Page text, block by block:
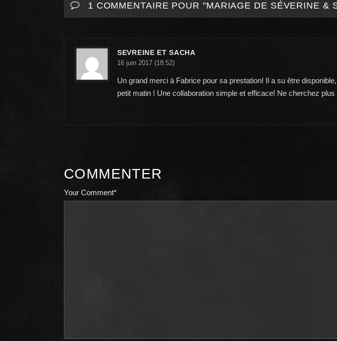
1 COMMENTAIRE POUR "MARIAGE DE SÉVERINE &
SEVREINE ET SACHA
16 juin 2017 (18:52)
Un grand merci à Fabrice pour sa prestation! Il a su être
petit matin ! Une collaboration simple et efficace! Ne cherchez plus
COMMENTER
Your Comment*